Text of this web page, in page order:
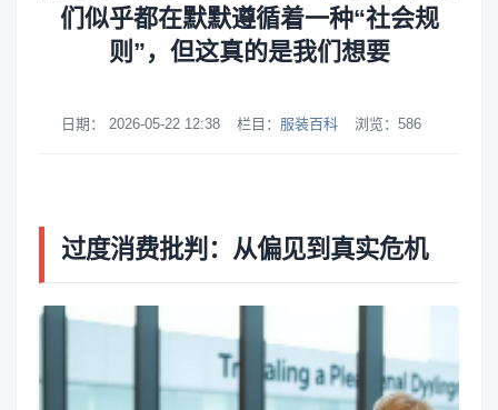
们似乎都在默默遵循着一种“社会规
则”，但这真的是我们想要
日期： 2026-05-22 12:38 栏目： 服装百科 浏览： 586
过度消费批判：从偏见到真实危机